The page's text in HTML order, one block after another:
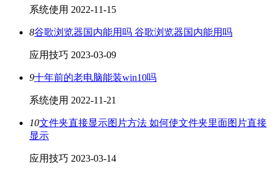
系统使用 2022-11-15
8谷歌浏览器国内能用吗 谷歌浏览器国内能用吗
应用技巧 2023-03-09
9十年前的老电脑能装win10吗
系统使用 2022-11-21
10文件夹直接显示图片方法 如何使文件夹里面图片直接
显示
应用技巧 2023-03-14